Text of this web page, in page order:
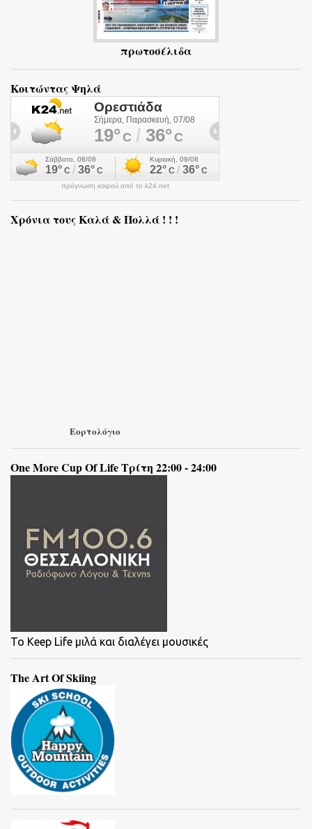
πρωτοσέλιδα
Κοιτώντας Ψηλά
πρόγνωση καιρού από το k24.net
Χρόνια τους Καλά & Πολλά ! ! !
Εορτολόγιο
One More Cup Of Life Τρίτη 22:00 - 24:00
To Keep Life μιλά και διαλέγει μουσικές
The Art Of Skiing